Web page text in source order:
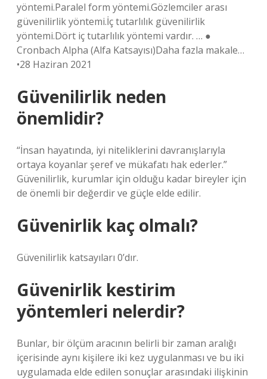
yöntemi.Paralel form yöntemi.Gözlemciler arası
güvenilirlik yöntemi.İç tutarlılık güvenilirlik
yöntemi.Dört iç tutarlılık yöntemi vardır. … ●
Cronbach Alpha (Alfa Katsayısı)Daha fazla makale…
•28 Haziran 2021
Güvenilirlik neden
önemlidir?
“İnsan hayatında, iyi niteliklerini davranışlarıyla
ortaya koyanlar şeref ve mükafatı hak ederler.”
Güvenilirlik, kurumlar için olduğu kadar bireyler için
de önemli bir değerdir ve güçle elde edilir.
Güvenirlik kaç olmalı?
Güvenilirlik katsayıları 0’dır.
Güvenirlik kestirim
yöntemleri nelerdir?
Bunlar, bir ölçüm aracının belirli bir zaman aralığı
içerisinde aynı kişilere iki kez uygulanması ve bu iki
uygulamada elde edilen sonuçlar arasındaki ilişkinin